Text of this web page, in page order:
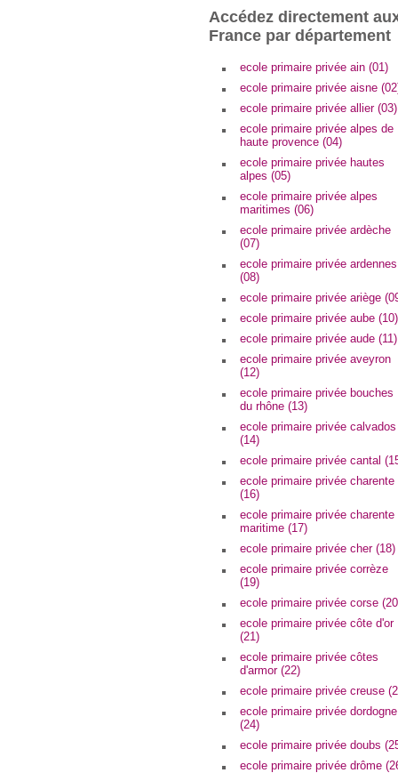
Accédez directement
France par département
ecole primaire privée ain (01)
ecole primaire privée aisne
ecole primaire privée allier (03)
ecole primaire privée alpes de
haute provence (04)
ecole primaire privée hautes
alpes (05)
ecole primaire privée alpes
maritimes (06)
ecole primaire privée ardèche
(07)
ecole primaire privée ardennes
(08)
ecole primaire privée ariège
ecole primaire privée aube (10)
ecole primaire privée aude (11)
ecole primaire privée aveyron
(12)
ecole primaire privée bouches
du rhône (13)
ecole primaire privée calvados
(14)
ecole primaire privée cantal
ecole primaire privée charente
(16)
ecole primaire privée charente
maritime (17)
ecole primaire privée cher (18)
ecole primaire privée corrèze
(19)
ecole primaire privée corse
ecole primaire privée côte d'or
(21)
ecole primaire privée côtes
d'armor (22)
ecole primaire privée creuse
ecole primaire privée dordogne
(24)
ecole primaire privée doubs
ecole primaire privée drôme